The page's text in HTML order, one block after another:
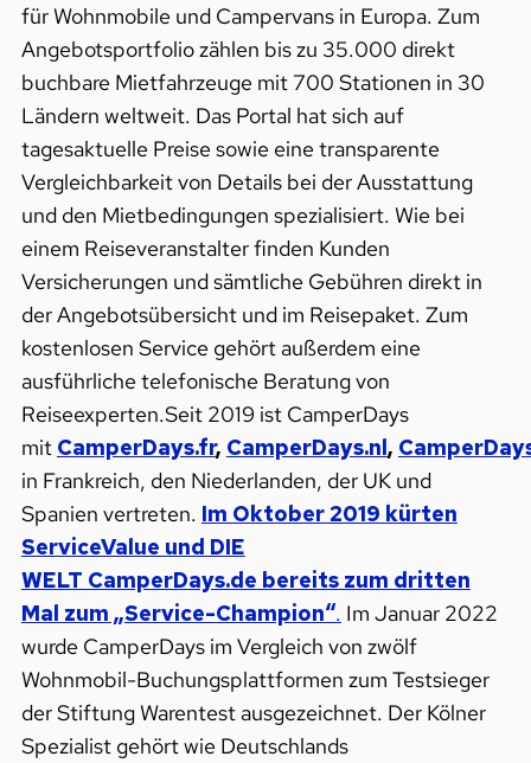
für Wohnmobile und Campervans in Europa. Zum
Angebotsportfolio zählen bis zu 35.000 direkt
buchbare Mietfahrzeuge mit 700 Stationen in 30
Ländern weltweit. Das Portal hat sich auf
tagesaktuelle Preise sowie eine transparente
Vergleichbarkeit von Details bei der Ausstattung
und den Mietbedingungen spezialisiert. Wie bei
einem Reiseveranstalter finden Kunden
Versicherungen und sämtliche Gebühren direkt in
der Angebotsübersicht und im Reisepaket. Zum
kostenlosen Service gehört außerdem eine
ausführliche telefonische Beratung von
Reiseexperten.Seit 2019 ist CamperDays
mit CamperDays.fr, CamperDays.nl,
in Frankreich, den Niederlanden, der UK und
Spanien vertreten. Im Oktober 2019 kürten
ServiceValue und DIE
WELT CamperDays.de bereits zum dritten
Mal zum „Service-Champion“. Im Januar 2022
wurde CamperDays im Vergleich von zwölf
Wohnmobil-Buchungsplattformen zum Testsieger
der Stiftung Warentest ausgezeichnet. Der Kölner
Spezialist gehört wie Deutschlands